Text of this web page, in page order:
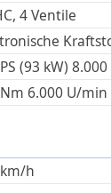
4 Ventile
(93 kW) 8.000
Nm 6.000 U/min
km/h